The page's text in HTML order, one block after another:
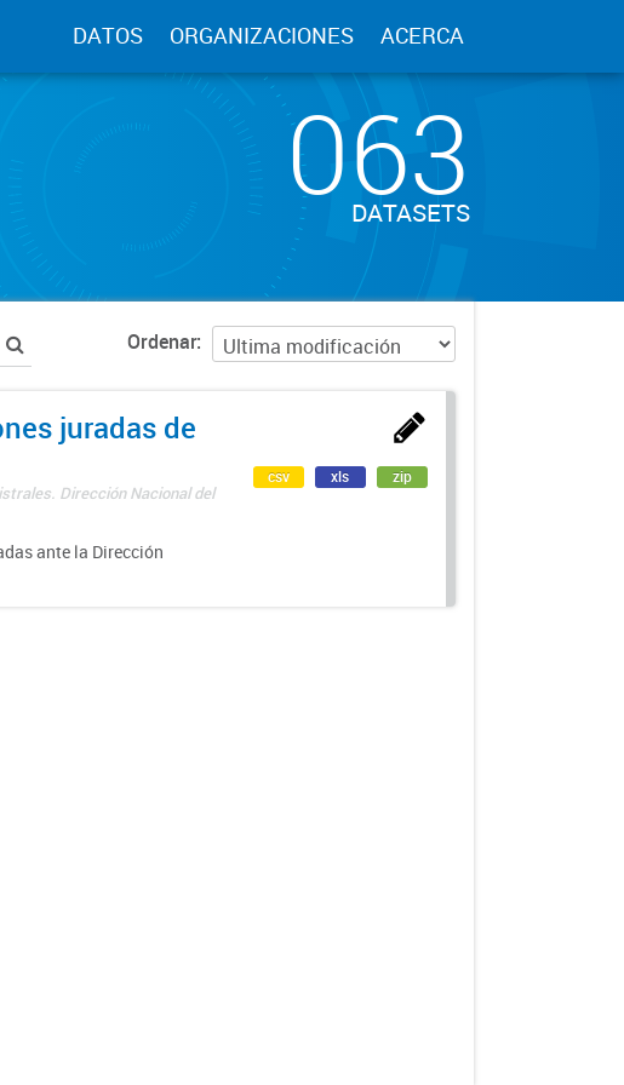
DATOS ORGANIZACIONES ACERCA
063
DATASETS
Ordenar
juradas de
Dirección Nacional del
ante la Dirección
csv xls zip